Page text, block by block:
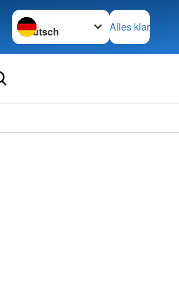
Sprache wechseln zu
Alles klar